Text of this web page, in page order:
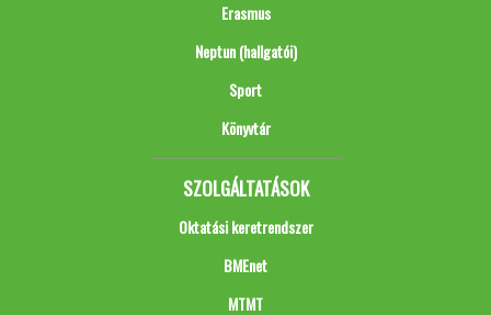
Erasmus
Neptun (hallgatói)
Sport
Könyvtár
SZOLGÁLTATÁSOK
Oktatási keretrendszer
BMEnet
MTMT